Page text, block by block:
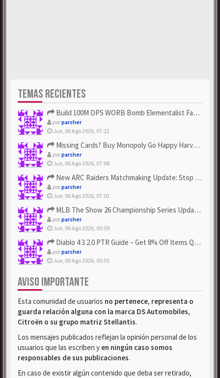
TEMAS RECIENTES
Build 100M DPS WORB Bomb Elementalist Fast - Grab POE Curren...
porparsher
Jue, 06 Ago 2026, 07:12
Missing Cards? Buy Monopoly Go Happy Harvest with Looney Tun...
porparsher
Jue, 06 Ago 2026, 07:08
New ARC Raiders Matchmaking Update: Stop Failed - Grab Bluep...
porparsher
Jue, 06 Ago 2026, 07:03
MLB The Show 26 Championship Series Update! Get Cheap & ...
porparsher
Jue, 06 Ago 2026, 05:59
Diablo 4 3.2.0 PTR Guide – Get 8% Off Items Quickly to Test ...
porparsher
Jue, 06 Ago 2026, 05:55
AVISO IMPORTANTE
Esta comunidad de usuarios no pertenece, representa o
guarda relación alguna con la marca DS Automobiles,
Citroën o su grupo matriz Stellantis.
Los mensajes publicados reflejan la opinión personal de los
usuarios que las escriben y en ningún caso somos
responsables de sus publicaciones.
En caso de existir algún contenido que deba ser retirado,